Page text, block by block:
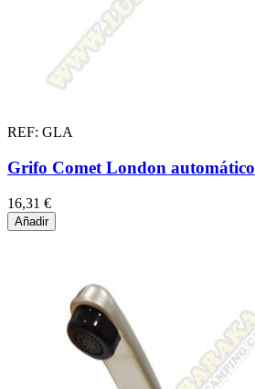
REF: GLA
Grifo Comet London automático
16,31 €
Añadir